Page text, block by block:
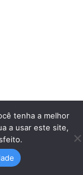
tenha a melhor
a usar este site,